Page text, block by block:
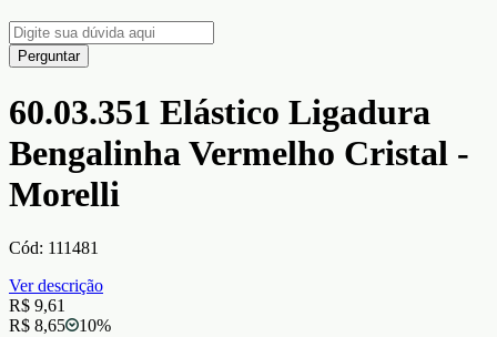
Perguntar
60.03.351 Elástico Ligadura
Bengalinha Vermelho Cristal -
Morelli
Cód: 111481
Ver descrição
R$ 9,61
R$ 8,65
10%